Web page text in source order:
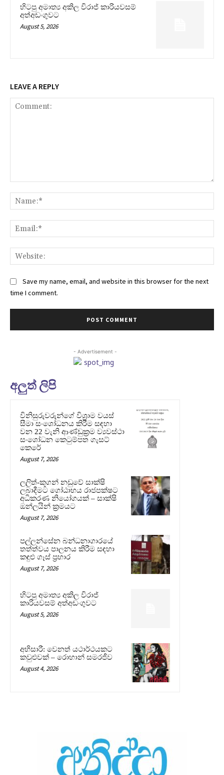
හිටපු අමාත්‍ය අකිල විරාජ් කාරියවසම්
අත්අඩංගුවට
August 5, 2026
LEAVE A REPLY
Save my name, email, and website in this browser for the next
time I comment.
- Advertisement -
අලුත් ලිපි
විනිසුරුවරුන්ගේ විශ්‍රාම වයස්
සීමා සංශෝධනය කිරීම සඳහා
වන 22 වැනි ආණ්ඩුක්‍රම ව්‍යවස්ථා
සංශෝධන කෙටුම්පත ගැසට්
කෙරේ
August 7, 2026
ලලිත්-කූගන් නඩුවේ සාක්ෂි
ලබාදීමට ගෝඨාභය රාජපක්ෂට
අධිකරණ නියෝගයක් – සාක්ෂි
ඔන්ලයින් ක්‍රමයට
August 7, 2026
පල්ලන්සේන බන්ධනාගාරයේ
තත්ත්වය පාලනය කිරීම සඳහා
කඳුළු ගෑස් ප්‍රහාර
August 7, 2026
හිටපු අමාත්‍ය අකිල විරාජ්
කාරියවසම් අත්අඩංගුවට
August 5, 2026
අභිසාරී: වෙනත් යථාර්ථයකට
කවුළුවක් – රොහාන් සමරජීව
August 4, 2026